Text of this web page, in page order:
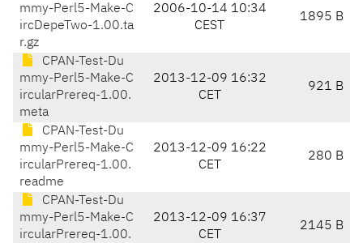
mmy-Perl5-Make-C
ircDepeTwo-1.00.ta
r.gz
2006-10-14 10:34
CEST
1895 B
CPAN-Test-Du
mmy-Perl5-Make-C
ircularPrereq-1.00.
meta
2013-12-09 16:32
CET
921 B
CPAN-Test-Du
mmy-Perl5-Make-C
ircularPrereq-1.00.
readme
2013-12-09 16:22
CET
280 B
CPAN-Test-Du
mmy-Perl5-Make-C
ircularPrereq-1.00.
2013-12-09 16:37
CET
2145 B